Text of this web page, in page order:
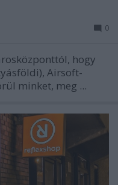
0
hogy
Airsoft-
minket, meg ...